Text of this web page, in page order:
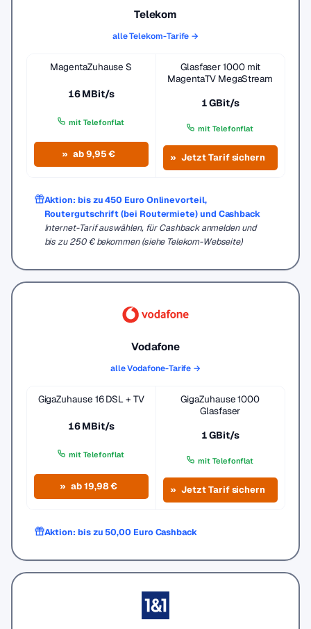
Telekom
alle Telekom-Tarife →
MagentaZuhause S
16 MBit/s
mit Telefonflat
ab 9,95 €
Glasfaser 1000 mit
MagentaTV MegaStream
1 GBit/s
mit Telefonflat
Jetzt Tarif sichern
Aktion: bis zu 450 Euro Onlinevorteil,
Routergutschrift (bei Routermiete) und Cashback
Internet-Tarif auswählen, für Cashback anmelden und
bis zu 250 € bekommen (siehe Telekom-Webseite)
Vodafone
alle Vodafone-Tarife →
GigaZuhause 16 DSL + TV
16 MBit/s
mit Telefonflat
ab 19,98 €
GigaZuhause 1000
Glasfaser
1 GBit/s
mit Telefonflat
Jetzt Tarif sichern
Aktion: bis zu 50,00 Euro Cashback